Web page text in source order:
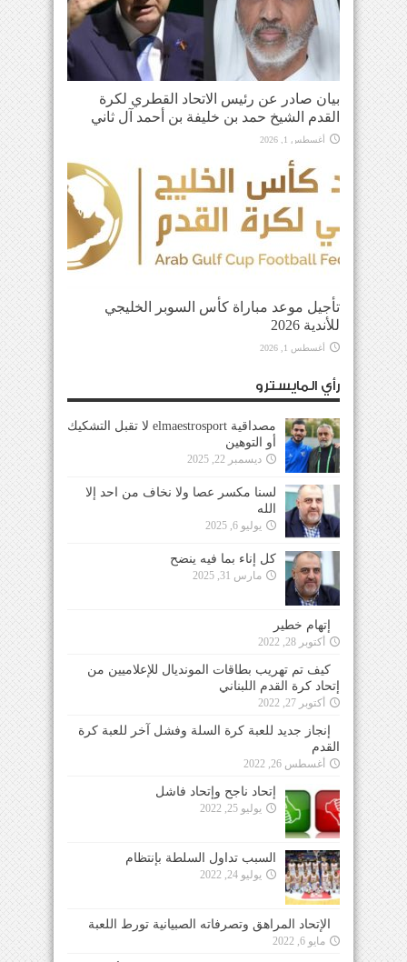
بيان صادر عن رئيس الاتحاد القطري لكرة
القدم الشيخ حمد بن خليفة بن أحمد آل ثاني
أغسطس 1, 2026
تأجيل موعد مباراة كأس السوبر الخليجي
للأندية 2026
أغسطس 1, 2026
رأي المايسترو
مصداقية elmaestrosport لا تقبل التشكيك
أو التوهين
ديسمبر 22, 2025
لسنا مكسر عصا ولا نخاف من احد إلا
الله
يوليو 6, 2025
كل إناء بما فيه ينضح
مارس 31, 2025
إتهام خطير
أكتوبر 28, 2022
كيف تم تهريب بطاقات المونديال للإعلاميين من
إتحاد كرة القدم اللبناني
أكتوبر 27, 2022
إنجاز جديد للعبة كرة السلة وفشل آخر للعبة كرة
القدم
أغسطس 26, 2022
إتحاد ناجح وإتحاد فاشل
يوليو 25, 2022
السبب تداول السلطة بإنتظام
يوليو 24, 2022
الإتحاد المراهق وتصرفاته الصبيانية تورط اللعبة
مايو 6, 2022